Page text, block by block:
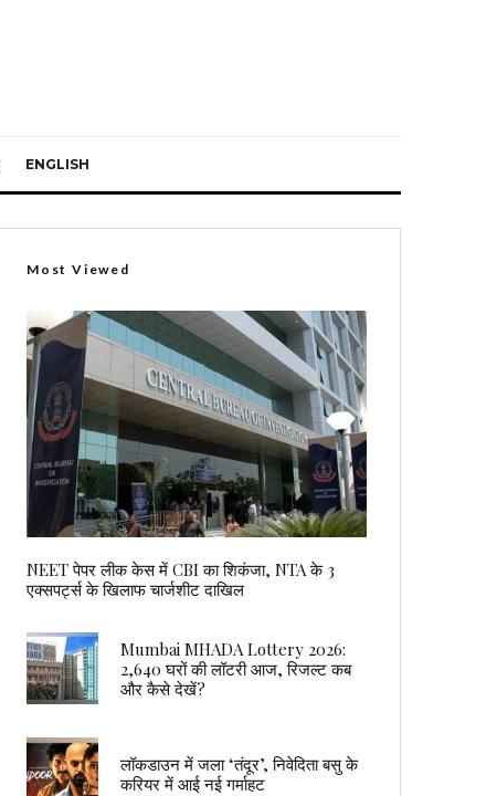
ENGLISH
Most Viewed
NEET पेपर लीक केस में CBI का शिकंजा, NTA के 3
एक्सपर्ट्स के खिलाफ चार्जशीट दाखिल
Mumbai MHADA Lottery 2026:
2,640 घरों की लॉटरी आज, रिजल्ट कब
और कैसे देखें?
लॉकडाउन में जला ‘तंदूर’, निवेदिता बसु के
करियर में आई नई गर्माहट